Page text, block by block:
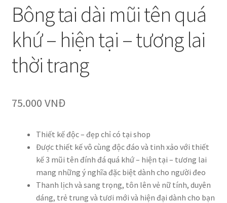
Bông tai dài mũi tên quá
khứ – hiện tại – tương lai
thời trang
75.000 VNĐ
Thiết kế độc – đẹp chỉ có tại shop
Được thiết kế vô cùng độc đáo và tinh xảo với thiết
kế 3 mũi tên đính đá quá khứ – hiện tại – tương lai
mang những ý nghĩa đặc biệt dành cho người đeo
Thanh lịch và sang trọng, tôn lên vẻ nữ tính, duyên
dáng, trẻ trung và tươi mới và hiện đại dành cho bạn